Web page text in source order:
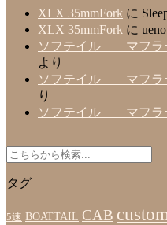
XLX 35mmFork に
XLX 35mmFork に ueno
ソフテイル マフラ
より
ソフテイル マフラ
り
ソフテイル マフラ
タグ
5速 BOATTAIL CAB